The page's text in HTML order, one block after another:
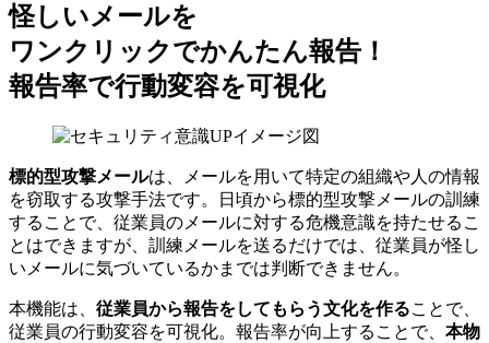
怪しいメールを
ワンクリックでかんたん報告！
報告率で行動変容を可視化
標的型攻撃メールは、メールを用いて特定の組織や人の情報
を窃取する攻撃手法です。日頃から標的型攻撃メールの訓練
することで、従業員のメールに対する危機意識を持たせるこ
とはできますが、訓練メールを送るだけでは、従業員が怪し
いメールに気づいているかまでは判断できません。
本機能は、 従業員から報告をしてもらう文化を作ることで、
従業員の行動変容を可視化。報告率が向上することで、 本物